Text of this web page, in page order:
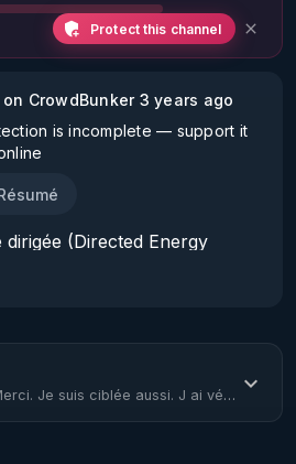
Protect this channel
CrowdBunker 3 years ago
is incomplete — support it
dirigée (Directed Energy
partie de cet écosystème
et celles qui servent aux
les attaques sur le vivant
dirigée d’origine
Je suis ciblée aussi. J ai vécu et je vis encore des épisodes de harcèlem...